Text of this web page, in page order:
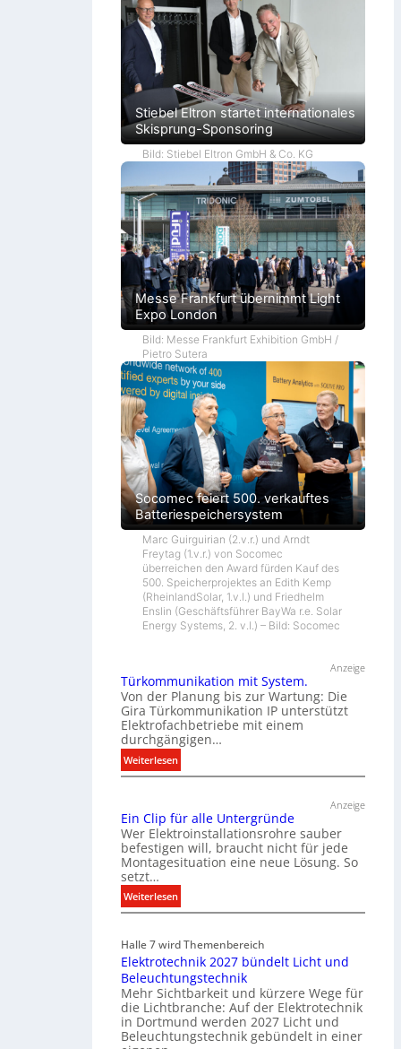
Stiebel Eltron startet internationales
Skisprung-Sponsoring
Bild: Stiebel Eltron GmbH & Co. KG
Messe Frankfurt übernimmt Light
Expo London
Bild: Messe Frankfurt Exhibition GmbH /
Pietro Sutera
Socomec feiert 500. verkauftes
Batteriespeichersystem
Marc Guirguirian (2.v.r.) und Arndt
Freytag (1.v.r.) von Socomec
überreichen den Award fürden Kauf des
500. Speicherprojektes an Edith Kemp
(RheinlandSolar, 1.v.l.) und Friedhelm
Enslin (Geschäftsführer BayWa r.e. Solar
Energy Systems, 2. v.l.) – Bild: Socomec
Anzeige
Türkommunikation mit System.
Von der Planung bis zur Wartung: Die
Gira Türkommunikation IP unterstützt
Elektrofachbetriebe mit einem
durchgängigen…
Weiterlesen:
T
k
o
m
u
n
k
a
t
i
o
n
Anzeige
Ein Clip für alle Untergründe
Wer Elektroinstallationsrohre sauber
befestigen will, braucht nicht für jede
Montagesituation eine neue Lösung. So
setzt…
Weiterlesen:
E
n
C
l
i
p
f
Halle 7 wird Themenbereich
Elektrotechnik 2027 bündelt Licht und
Beleuchtungstechnik
Mehr Sichtbarkeit und kürzere Wege für
die Lichtbranche: Auf der Elektrotechnik
in Dortmund werden 2027 Licht und
Beleuchtungstechnik gebündelt in einer